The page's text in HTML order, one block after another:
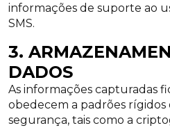
informações de suporte ao
SMS.
3.
DADOS
As informações capturadas
obedecem a padrões
segurança, tais como a